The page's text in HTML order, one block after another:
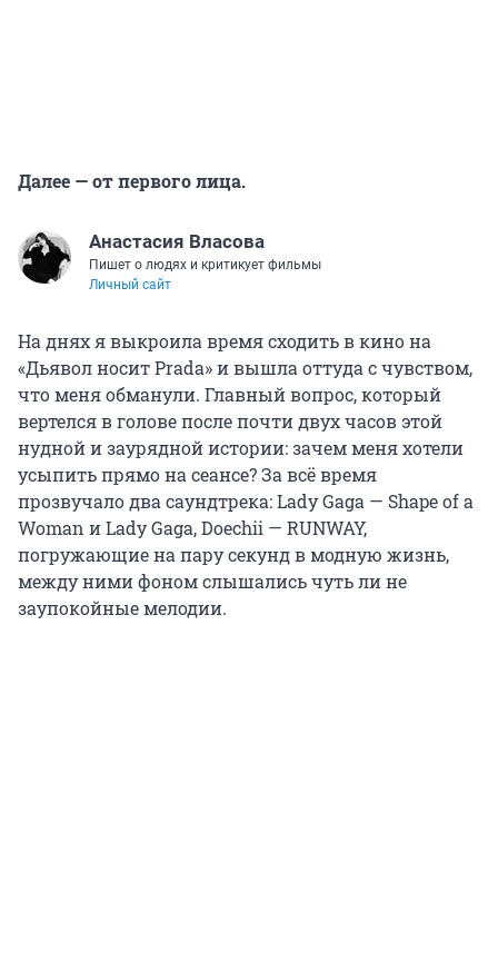
Далее — от первого лица.
Анастасия Власова
Пишет о людях и критикует фильмы
Личный сайт
На днях я выкроила время сходить в кино на
«Дьявол носит Prada» и вышла оттуда с чувством,
что меня обманули. Главный вопрос, который
вертелся в голове после почти двух часов этой
нудной и заурядной истории: зачем меня хотели
усыпить прямо на сеансе? За всё время
прозвучало два саундтрека: Lady Gaga — Shape of a
Woman и Lady Gaga, Doechii — RUNWAY,
погружающие на пару секунд в модную жизнь,
между ними фоном слышались чуть ли не
заупокойные мелодии.